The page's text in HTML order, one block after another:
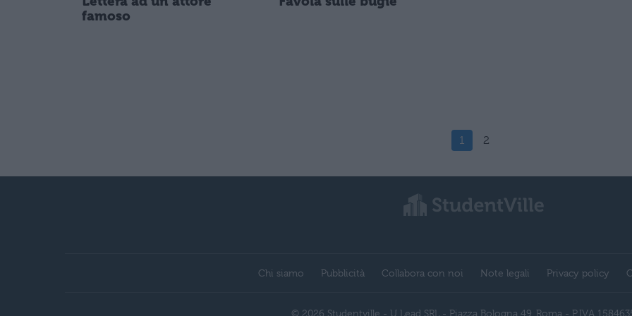
famoso
1 2
Chi siamo Pubblicità Collabora con noi Note legali Privacy policy
© 2026 Studentville - U Lead SRL - Piazza Bologna 49, Roma - P.IVA